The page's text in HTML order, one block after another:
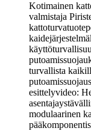
Kotimainen
valmistaja
turvallista
esittelyvideo:
modulaarinen